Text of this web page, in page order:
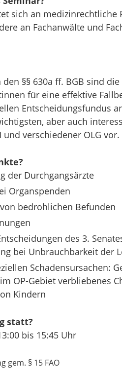
sich an medizinrechtliche
an Fachanwälte und
§§ 630a ff. BGB sind
für eine effektive
Entscheidungsfundus
aber auch
und verschiedener OLG vor.
der Durchgangsärzte
Organspenden
bedrohlichen Befunden
des 3.
bei Unbrauchbarkeit der
Schadensursachen:
OP-Gebiet verbliebenes
Kindern
statt?
bis 15:45 Uhr
gem. § 15 FAO